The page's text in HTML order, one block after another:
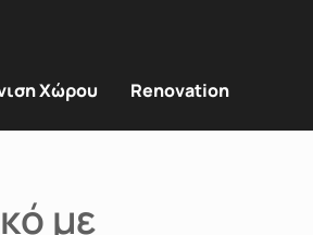
Χώρου Renovation
με